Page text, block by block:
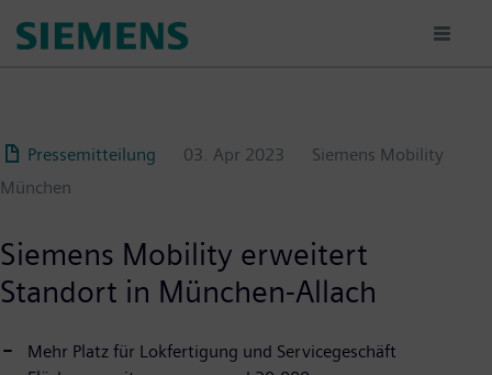
para
Pressemitteilung
03. Apr 2023
Siemens Mobility
München
Siemens Mobility erweitert
Standort in München-Allach
Mehr Platz für Lokfertigung und Servicegeschäft